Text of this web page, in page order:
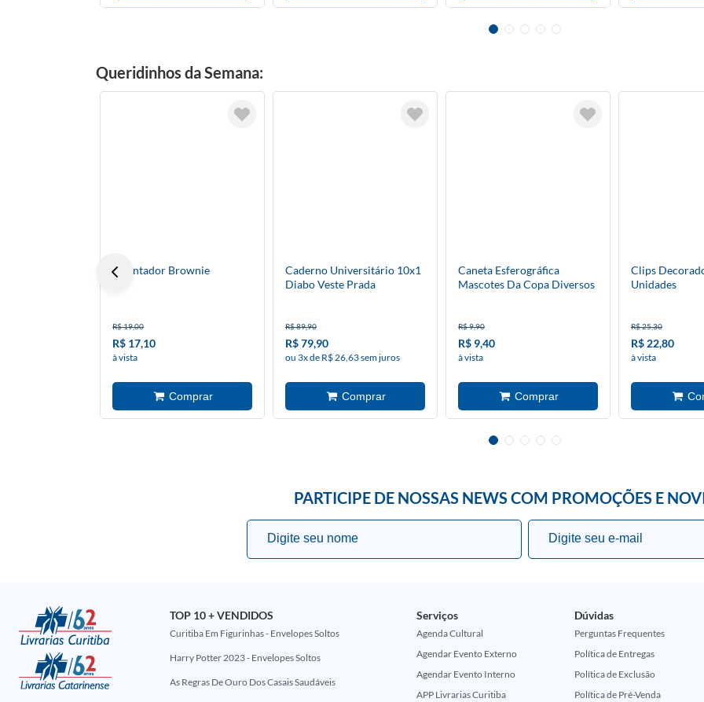
Queridinhos da Semana:
Apontador Brownie
R$ 19,00
R$ 17,10
à vista
Caderno Universitário 10x1
Diabo Veste Prada
R$ 89,90
R$ 79,90
ou 3x de R$ 26,63 sem juros
Caneta Esferográfica
Mascotes Da Copa Diversos
R$ 9,90
R$ 9,40
à vista
Clips
Unidades
R$ 25,30
R$ 22,80
à vista
PARTICIPE DE NOSSAS NEWS COM PROMOÇÕES E
TOP 10 + VENDIDOS
Curitiba Em Figurinhas - Envelopes Soltos
Harry Potter 2023 - Envelopes Soltos
As Regras De Ouro Dos Casais Saudáveis
Serviços
Agenda Cultural
Agendar Evento Externo
Agendar Evento Interno
APP Livrarias Curitiba
Dúvidas
Perguntas Frequentes
Política de Entregas
Política de Exclusão
Política de Pré-Venda